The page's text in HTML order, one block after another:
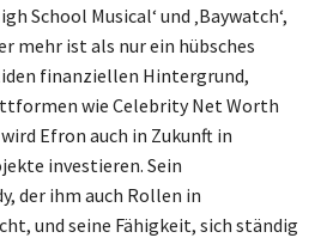
School Musical‘ und ‚Baywatch‘,
mehr ist als nur ein hübsches
finanziellen Hintergrund,
wie Celebrity Net Worth
Efron auch in Zukunft in
investieren. Sein
der ihm auch Rollen in
und seine Fähigkeit, sich ständig